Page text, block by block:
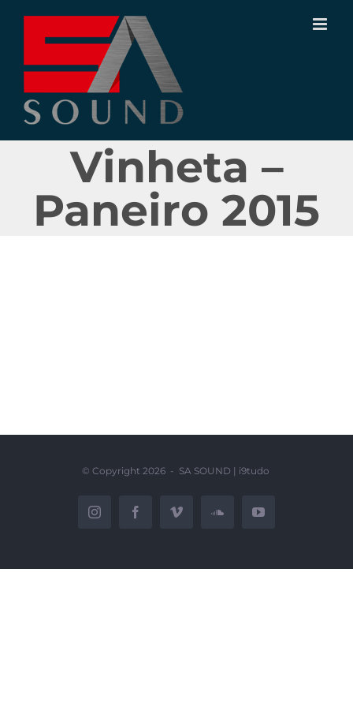
conteúdo
Vinheta –
Paneiro 2015
© Copyright 2026 - SA SOUND | i9tudo
InstagramFacebookVimeo SoundCloudYouTube